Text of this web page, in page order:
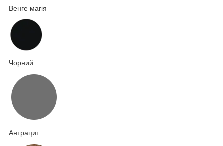
Венге магія
Чорний
Антрацит